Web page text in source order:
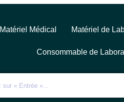
Matériel Médical Matériel de
Consommable de